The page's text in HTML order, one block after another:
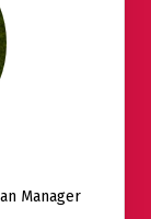
Manager